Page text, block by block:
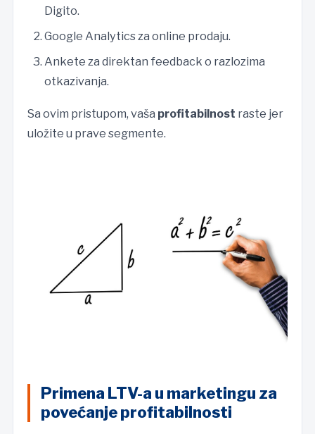
Digito.
Google Analytics za online prodaju.
Ankete za direktan feedback o razlozima
otkazivanja.
Sa ovim pristupom, vaša profitabilnost raste jer
uložite u prave segmente.
Primena LTV-a u marketingu za
povećanje profitabilnosti